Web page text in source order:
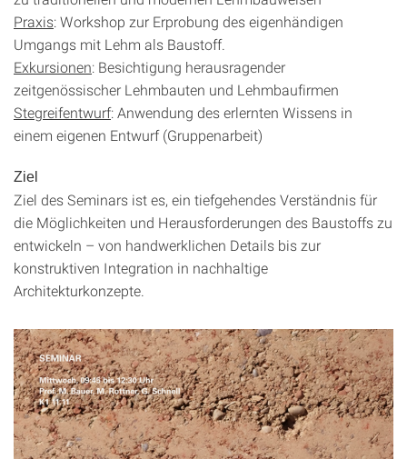
Praxis: Workshop zur Erprobung des eigenhändigen
Umgangs mit Lehm als Baustoff.
Exkursionen: Besichtigung herausragender
zeitgenössischer Lehmbauten und Lehmbaufirmen
Stegreifentwurf: Anwendung des erlernten Wissens in
einem eigenen Entwurf (Gruppenarbeit)
Ziel
Ziel des Seminars ist es, ein tiefgehendes Verständnis für
die Möglichkeiten und Herausforderungen des Baustoffs zu
entwickeln – von handwerklichen Details bis zur
konstruktiven Integration in nachhaltige
Architekturkonzepte.